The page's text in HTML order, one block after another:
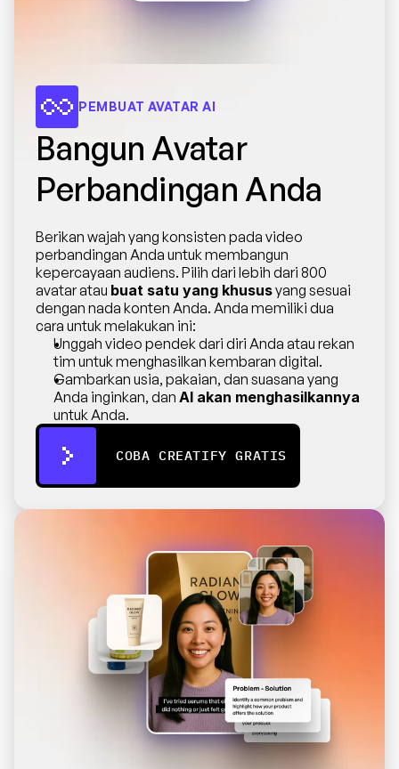
PEMBUAT AVATAR AI
Bangun Avatar
Perbandingan Anda
Berikan wajah yang konsisten pada video
perbandingan Anda untuk membangun
kepercayaan audiens. Pilih dari lebih dari 800
avatar atau buat satu yang khusus yang sesuai
dengan nada konten Anda. Anda memiliki dua
cara untuk melakukan ini:
Unggah video pendek dari diri Anda atau rekan
tim untuk menghasilkan kembaran digital.
Gambarkan usia, pakaian, dan suasana yang
Anda inginkan, dan AI akan menghasilkannya
untuk Anda.
COBA CREATIFY GRATIS